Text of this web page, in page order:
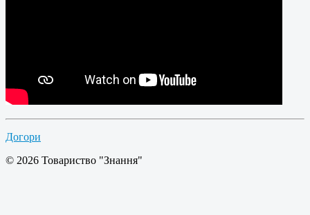
Догори
© 2026 Товариство "Знання"